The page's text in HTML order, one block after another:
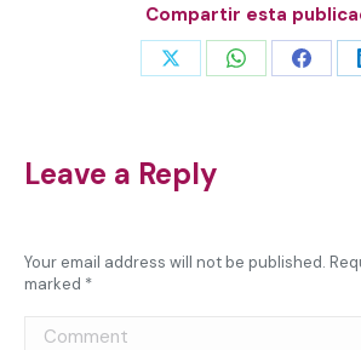
Compartir esta
Share Share Share
Leave a Reply
Your email address will not be published.
marked *
Comment